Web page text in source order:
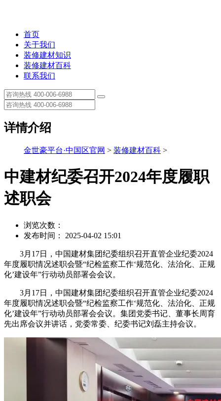
首页
关于我们
装修建材知识
装修建材百科
联系我们
详情介绍
金世豪平台·中国区官网 > 装修建材百科 >
中建材纪委召开2024年度履职
述职会
浏览次数：
发布时间： 2025-04-02 15:01
3月17日，中国建材集团纪委组织召开直管企业纪委2024
年度履职情况述职会暨“纪检监察工作‘规范化、法治化、正规
化’建设年”行动动员部署会会议。
3月17日，中国建材集团纪委组织召开直管企业纪委2024
年度履职情况述职会暨“纪检监察工作‘规范化、法治化、正规
化’建设年”行动动员部署会会议。集团党委书记、董事长周育
先出席会议并讲话，党委常委、纪委书记刘磊主持会议。